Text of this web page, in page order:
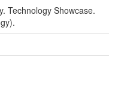
Technology Showcase.